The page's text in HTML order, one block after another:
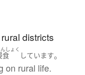
districts
しょく
食 しています。
on rural life.